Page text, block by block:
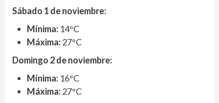
Sábado 1 de noviembre:
Mínima: 14°C
Máxima:27°C
Domingo 2 de noviembre:
Mínima: 16°C
Máxima:27°C